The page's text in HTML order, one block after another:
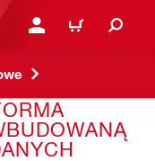
ZALOGUJ SIĘ LUB
KOSZYK